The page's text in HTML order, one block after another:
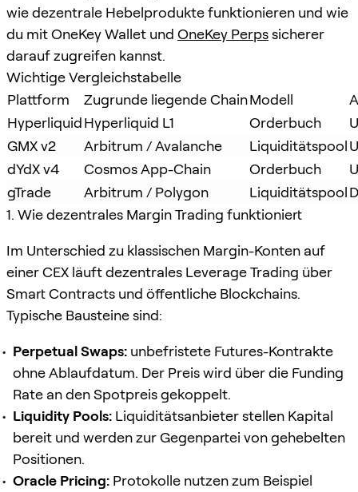
wie dezentrale Hebelprodukte funktionieren und wie
du mit OneKey Wallet und OneKey Perpssicherer
darauf zugreifen kannst.
Wichtige Vergleichstabelle
Plattform
Zugrunde liegende ChainModell
HyperliquidHyperliquid L1 Orderbuch
GMX v2
Arbitrum / Avalanche Liquiditätspool
dYdX v4
Cosmos App-Chain Orderbuch
gTrade
Arbitrum / Polygon Liquiditätspool
1. Wie dezentrales Margin Trading funktioniert
Im Unterschied zu klassischen Margin-Konten auf
einer CEX läuft dezentrales Leverage Trading über
Smart Contracts und öffentliche Blockchains.
Typische Bausteine sind:
Perpetual Swaps: unbefristete Futures-Kontrakte
ohne Ablaufdatum. Der Preis wird über die Funding
Rate an den Spotpreis gekoppelt.
Liquidity Pools: Liquiditätsanbieter stellen Kapital
bereit und werden zur Gegenpartei von gehebelten
Positionen.
Oracle Pricing: Protokolle nutzen zum Beispiel